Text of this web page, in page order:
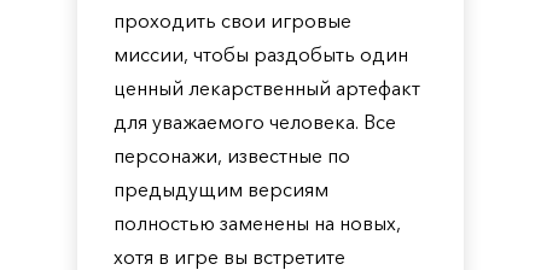
проходить свои игровые
миссии, чтобы раздобыть один
ценный лекарственный артефакт
для уважаемого человека. Все
персонажи, известные по
предыдущим версиям
полностью заменены на новых,
хотя в игре вы встретите